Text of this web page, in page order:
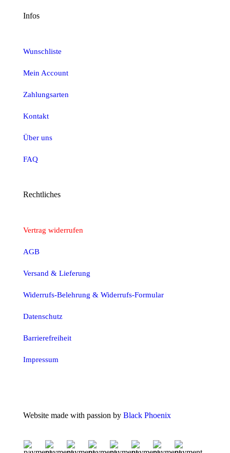
Infos
Wunschliste
Mein Account
Zahlungsarten
Kontakt
Über uns
FAQ
Rechtliches
Vertrag widerrufen
AGB
Versand & Lieferung
Widerrufs-Belehrung & Widerrufs-Formular
Datenschutz
Barrierefreiheit
Impressum
Website made with passion by Black Phoenix